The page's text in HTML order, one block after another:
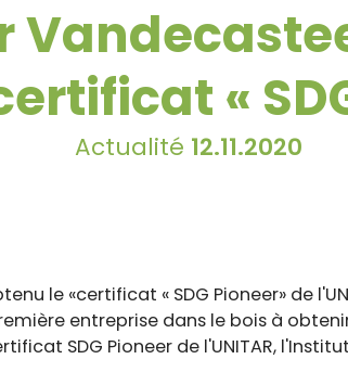
«
Actualité 12.11.2020
le «certificat « SDG Pioneer» de
entreprise dans le bois à
SDG Pioneer de l'UNITAR,